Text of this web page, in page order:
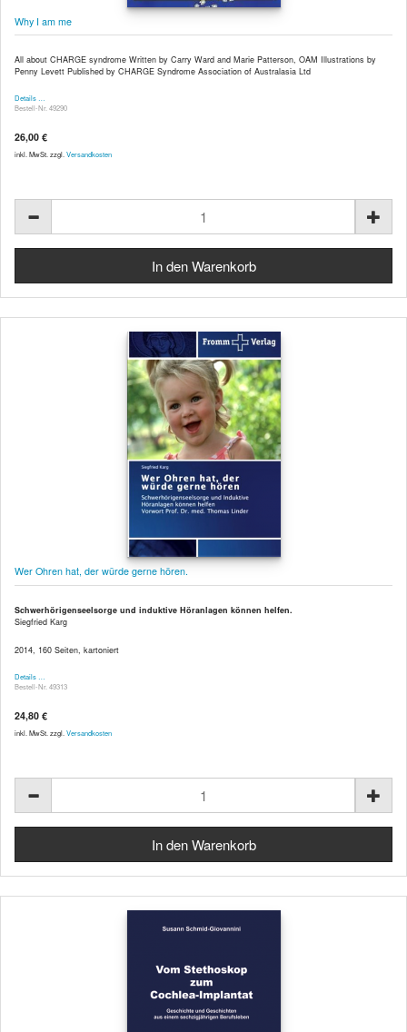
Why I am me
All about CHARGE syndrome Written by Carry Ward and Marie Patterson, OAM Illustrations by
Penny Levett Published by CHARGE Syndrome Association of Australasia Ltd
Details …
Bestell-Nr. 49290
26,00 €
inkl. MwSt. zzgl. Versandkosten
Wer Ohren hat, der würde gerne hören.
Schwerhörigenseelsorge und induktive Höranlagen können helfen.
Siegfried Karg
2014, 160 Seiten, kartoniert
Details …
Bestell-Nr. 49313
24,80 €
inkl. MwSt. zzgl. Versandkosten